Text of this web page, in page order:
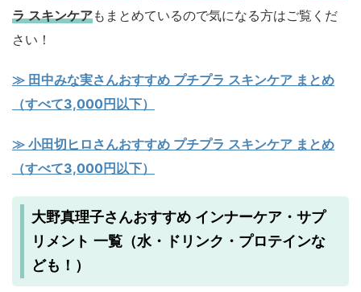
ラ スキンケアもまとめているので気になる方はご覧くだ
さい！
≫ 田中みな実さんおすすめ プチプラ スキンケア まとめ
（すべて3,000円以下）
≫ 小田切ヒロさんおすすめ プチプラ スキンケア まとめ
（すべて3,000円以下）
大野真理子さんおすすめ インナーケア・サプ
リメント 一覧（水・ドリンク・プロテインな
ども！）